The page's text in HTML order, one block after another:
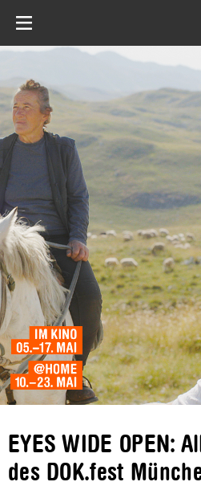
EYES WIDE OPEN:
des DOK.fest